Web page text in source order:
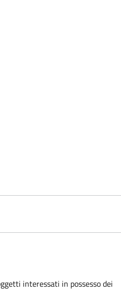
interessati in possesso dei